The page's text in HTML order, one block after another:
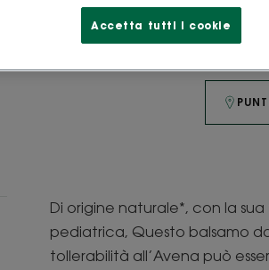
Di origine naturale*, con la
pediatrica, Questo balsamo
tollerabilità all’Avena può
Accetta tutti i cookie